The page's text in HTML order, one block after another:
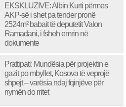
EKSKLUZIVE: Albin Kurti përmes
AKP-së i shet pa tender pronë
2524m² babait të deputetit Valon
Ramadani, i fsheh emrin në
dokumente
Prattipati: Mundësia për projektin e
gazit po mbyllet, Kosova të veprojë
shpejt – varësia ndaj fqinjëve për
rrymën do rritet